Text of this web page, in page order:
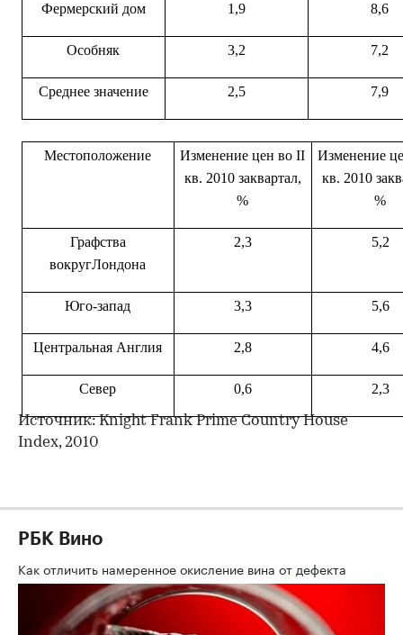
00:00
Фермерский дом 1,9 8,6
Особняк 3,2 7,2
Среднее значение 2,5 7,9
Местоположение Изменение ценво II
кв. 2010 заквартал,
%
Изменение
кв. 2010 за
%
Графства
вокругЛондона
2,3 5,2
Юго-запад 3,3 5,6
Центральная Англия 2,8 4,6
Север 0,6 2,3
Источник: Knight Frank Prime Country House
Index, 2010
РБК Вино
Как отличить намеренное окисление вина от дефекта